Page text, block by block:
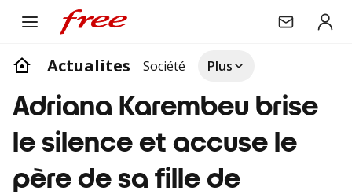
Actualites Société Plus
Adriana Karembeu brise
le silence et accuse le
père de sa fille de